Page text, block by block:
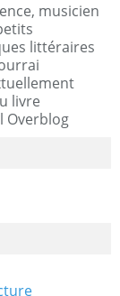
musicien
littéraires
livre
Overblog